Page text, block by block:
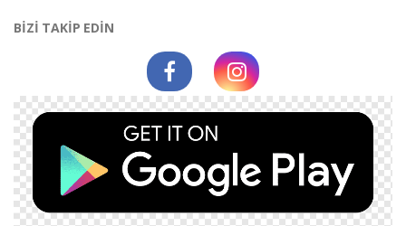
BİZİ TAKİP EDİN